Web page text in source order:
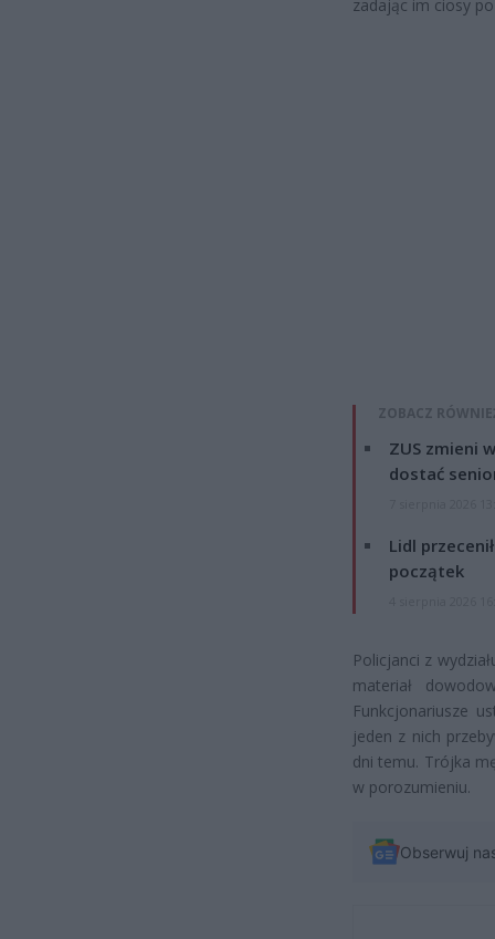
zadając im ciosy
ZOBACZ
ZUS zmieni
dostać
Lidl
początek
Policjanci z
materiał
Funkcjonariusze
jeden z nich
dni temu. Trójka
w porozumieniu.
Obserwuj